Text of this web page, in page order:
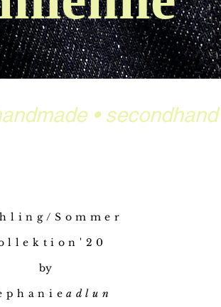
• secondhand
Sommer
by
adlun